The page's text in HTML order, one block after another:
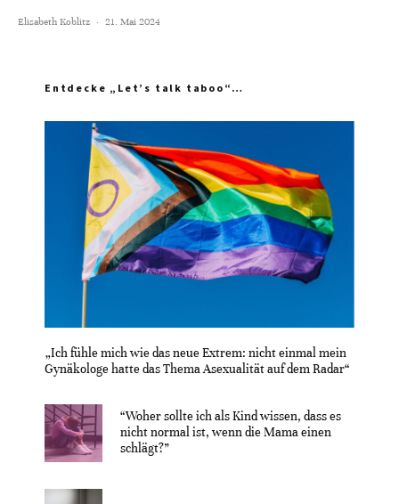
Elisabeth Koblitz · 21. Mai 2024
Entdecke „Let’s talk taboo“…
„Ich fühle mich wie das neue Extrem: nicht einmal mein
Gynäkologe hatte das Thema Asexualität auf dem Radar“
“Woher sollte ich als Kind wissen, dass es
nicht normal ist, wenn die Mama einen
schlägt?”